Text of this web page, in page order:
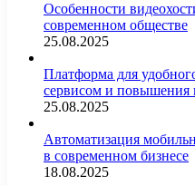
Особенности
современном обществе
25.08.2025
Платформа для
сервисом и повышения
25.08.2025
Автоматизация
в современном бизнесе
18.08.2025